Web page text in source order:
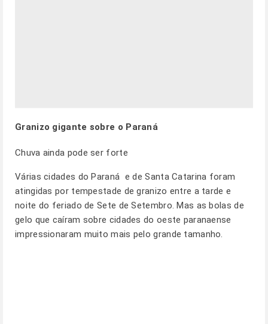
Granizo gigante sobre o Paraná
Chuva ainda pode ser forte
Várias cidades do Paraná e de Santa Catarina foram
atingidas por tempestade de granizo entre a tarde e
noite do feriado de Sete de Setembro. Mas as bolas de
gelo que caíram sobre cidades do oeste paranaense
impressionaram muito mais pelo grande tamanho.